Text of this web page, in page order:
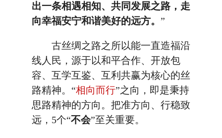
出一条相遇相知、共同发展之路，走
向幸福安宁和谐美好的远方。 ”
古丝绸之路之所以能一直造福沿
线人民，源于以和平合作、开放包
容、互学互鉴、互利共赢为核心的丝
路精神。“相向而行”之向，即是秉持
思路精神的方向。把准方向、行稳致
远，5个“不会”至关重要。